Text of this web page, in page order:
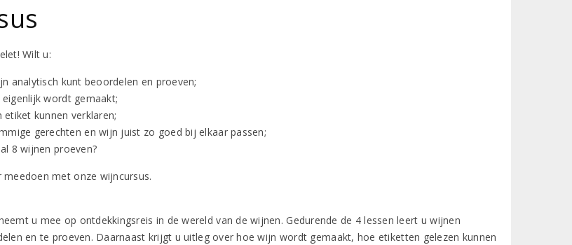
Wilt u:
analytisch kunt beoordelen en proeven;
wordt gemaakt;
kunnen verklaren;
gerechten en wijn juist zo goed bij elkaar passen;
8 wijnen proeven?
meedoen met onze wijncursus.
u mee op ontdekkingsreis in de wereld van de wijnen. Gedurende de 4 lessen leert u wijnen
en te proeven. Daarnaast krijgt u uitleg over hoe wijn wordt gemaakt, hoe etiketten gelezen kunnen